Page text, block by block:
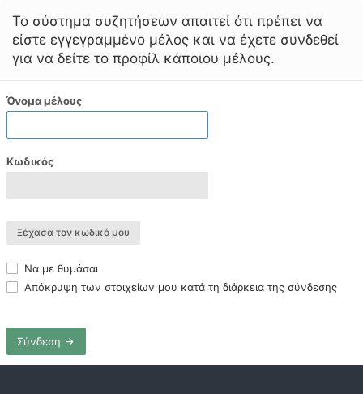
Το σύστημα συζητήσεων απαιτεί ότι πρέπει να
είστε εγγεγραμμένο μέλος και να έχετε συνδεθεί
για να δείτε το προφίλ κάποιου μέλους.
Όνομα μέλους
Κωδικός
Ξέχασα τον κωδικό μου
Να με θυμάσαι
Απόκρυψη των στοιχείων μου κατά τη διάρκεια της σύνδεσης
Σύνδεση